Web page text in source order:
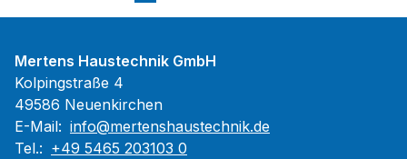
Mertens Haustechnik GmbH
Kolpingstraße 4
49586 Neuenkirchen
E-Mail: info@mertenshaustechnik.de
Tel.: +49 5465 203103 0